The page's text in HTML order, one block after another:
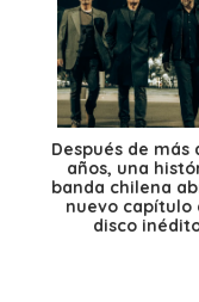
Después de más
años, una
banda chilena
nuevo capítulo
disco